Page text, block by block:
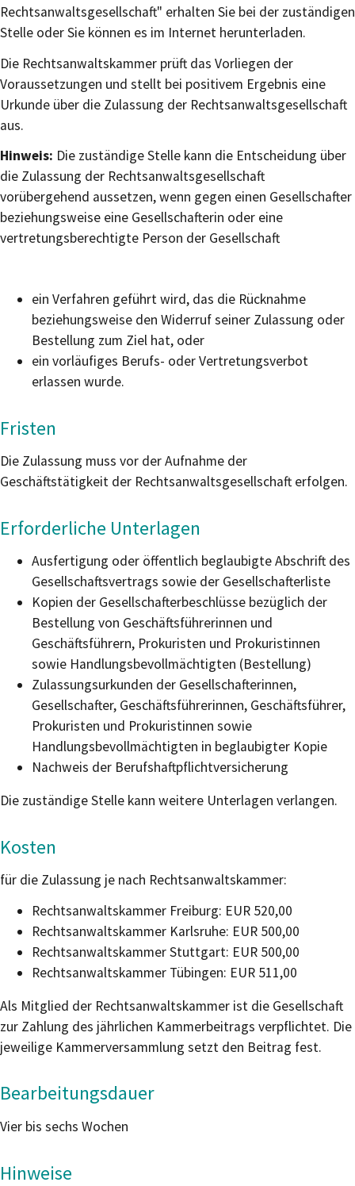
Rechtsanwaltsgesellschaft" erhalten Sie bei der zuständigen
Stelle oder Sie können es im Internet herunterladen.
Die Rechtsanwaltskammer prüft das Vorliegen der
Voraussetzungen und stellt bei positivem Ergebnis eine
Urkunde über die Zulassung der Rechtsanwaltsgesellschaft
aus.
Hinweis: Die zuständige Stelle kann die Entscheidung über
die Zulassung der Rechtsanwaltsgesellschaft
vorübergehend aussetzen, wenn gegen einen Gesellschafter
beziehungsweise eine Gesellschafterin oder eine
vertretungsberechtigte Person der Gesellschaft
ein Verfahren geführt wird, das die Rücknahme
beziehungsweise den Widerruf seiner Zulassung oder
Bestellung zum Ziel hat, oder
ein vorläufiges Berufs- oder Vertretungsverbot
erlassen wurde.
Fristen
Die Zulassung muss vor der Aufnahme der
Geschäftstätigkeit der Rechtsanwaltsgesellschaft erfolgen.
Erforderliche Unterlagen
Ausfertigung oder öffentlich beglaubigte Abschrift des
Gesellschaftsvertrags sowie der Gesellschafterliste
Kopien der Gesellschafterbeschlüsse bezüglich der
Bestellung von Geschäftsführerinnen und
Geschäftsführern, Prokuristen und Prokuristinnen
sowie Handlungsbevollmächtigten (Bestellung)
Zulassungsurkunden der Gesellschafterinnen,
Gesellschafter, Geschäftsführerinnen, Geschäftsführer,
Prokuristen und Prokuristinnen sowie
Handlungsbevollmächtigten in beglaubigter Kopie
Nachweis der Berufshaftpflichtversicherung
Die zuständige Stelle kann weitere Unterlagen verlangen.
Kosten
für die Zulassung je nach Rechtsanwaltskammer:
Rechtsanwaltskammer Freiburg: EUR 520,00
Rechtsanwaltskammer Karlsruhe: EUR 500,00
Rechtsanwaltskammer Stuttgart: EUR 500,00
Rechtsanwaltskammer Tübingen: EUR 511,00
Als Mitglied der Rechtsanwaltskammer ist die Gesellschaft
zur Zahlung des jährlichen Kammerbeitrags verpflichtet. Die
jeweilige Kammerversammlung setzt den Beitrag fest.
Bearbeitungsdauer
Vier bis sechs Wochen
Hinweise